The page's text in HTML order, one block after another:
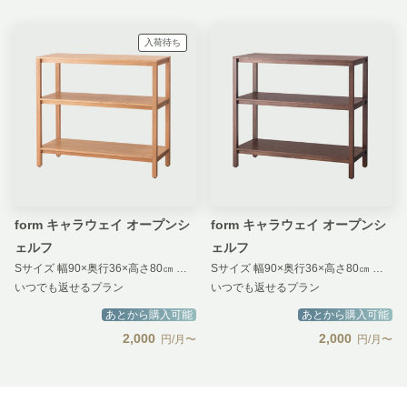
入荷待ち
form キャラウェイ オープンシ
ェルフ
Sサイズ 幅90×奥行36×高さ80㎝ ナチュラル
いつでも返せるプラン
あとから購入可能
2,000 円/月〜
form キャラウェイ オープンシ
ェルフ
Sサイズ 幅90×奥行36×高さ80㎝ ブラウン
いつでも返せるプラン
あとから購入可能
2,000 円/月〜